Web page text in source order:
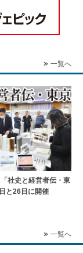
一覧へ
社史と経営者伝・東
と26日に開催
一覧へ